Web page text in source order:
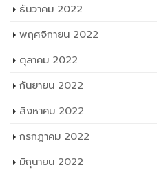
ธันวาคม 2022
พฤศจิกายน 2022
ตุลาคม 2022
กันยายน 2022
สิงหาคม 2022
กรกฎาคม 2022
มิถุนายน 2022